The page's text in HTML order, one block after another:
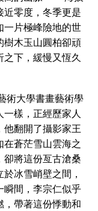
零度，冬季更是
一片極峰險地的世
樹木玉山圓柏卻頑
下，緩慢又恆久
術大學書畫藝術學
樣，正經歷家人
翻開了攝影家王
蒼茫雪山雲海之
將這份亙古滄桑
冰雪峭壁之間，
瞬間，李宗仁似乎
帶著這份悸動和